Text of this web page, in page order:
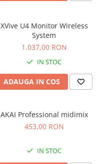
XVive U4 Monitor Wireless
System
1.037,00 RON
IN STOC
ADAUGA IN COS
AKAI Professional midimix
453,00 RON
IN STOC